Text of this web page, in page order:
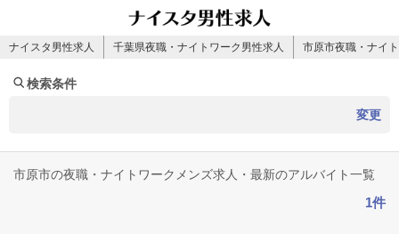
ナイスタ男性求人 千葉県夜職・ナイトワーク男性求人 市原市夜職・ナイ
検索条件
変更
市原市の夜職・ナイトワークメンズ求人・最新のアルバイト一覧
1件